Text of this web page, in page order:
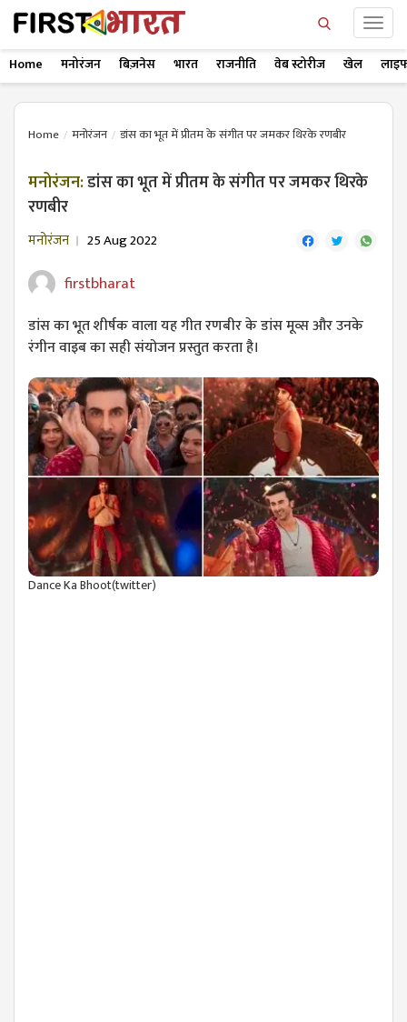
Home मनोरंजन बिज़नेस भारत राजनीति वेब स्टोरीज खेल
Home मनोरंजन डांस का भूत में प्रीतम के संगीत पर जमकर थिरके रणबीर
मनोरंजन:डांस का भूत में प्रीतम के संगीत पर जमकर थिरके
रणबीर
मनोरंजन 25 Aug 2022
firstbharat
डांस का भूत शीर्षक वाला यह गीत रणबीर के डांस मूव्स और उनके
रंगीन वाइब का सही संयोजन प्रस्तुत करता है।
Dance Ka Bhoot(twitter)